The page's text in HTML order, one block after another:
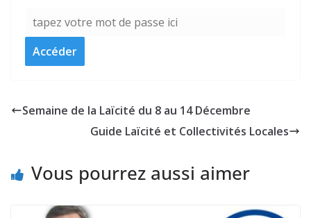
Semaine de la Laïcité du 8 au 14 Décembre
Guide Laïcité et Collectivités Locales
Vous pourrez aussi aimer